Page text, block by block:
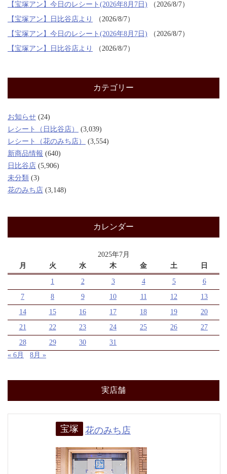
【宝塚アン】今日のレシート(2026年8月7日)
2026/8/7
【宝塚アン】日比谷店より
2026/8/7
【宝塚アン】今日のレシート(2026年8月7日)
2026/8/7
【宝塚アン】日比谷店より
2026/8/7
カテゴリー
お知らせ (24)
レシート（日比谷店）
(3,039)
レシート（花のみち店）
(3,554)
新商品情報 (640)
日比谷店 (5,906)
未分類 (3)
花のみち店 (3,148)
カレンダー
2025年7月
月
火 水 木 金 土 日
1 2 3 4 5
6
7
8 9 10 11 12
13
14
15 16 17 18 19
20
21
22 23 24 25 26
27
28
29 30
31
« 6月
8月 »
実店舗
宝塚 花のみち店